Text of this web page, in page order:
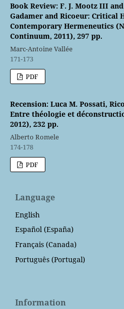
Book Review: F. J. Mootz III
Gadamer and Ricoeur: Critical
Contemporary Hermeneutics
Continuum, 2011), 297 pp.
Marc-Antoine Vallée
171-173
PDF
Recension: Luca M. Possati,
Entre théologie et
2012), 232 pp.
Alberto Romele
174-178
PDF
Language
English
Español (España)
Français (Canada)
Português (Portugal)
Information